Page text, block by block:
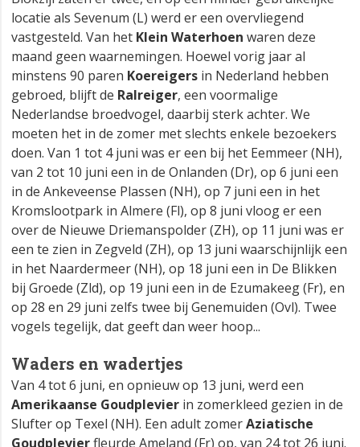
locatie als Sevenum (L) werd er een overvliegend
vastgesteld. Van het Klein Waterhoen waren deze
maand geen waarnemingen. Hoewel vorig jaar al
minstens 90 paren Koereigers in Nederland hebben
gebroed, blijft de Ralreiger, een voormalige
Nederlandse broedvogel, daarbij sterk achter. We
moeten het in de zomer met slechts enkele bezoekers
doen. Van 1 tot 4 juni was er een bij het Eemmeer (NH),
van 2 tot 10 juni een in de Onlanden (Dr), op 6 juni een
in de Ankeveense Plassen (NH), op 7 juni een in het
Kromslootpark in Almere (Fl), op 8 juni vloog er een
over de Nieuwe Driemanspolder (ZH), op 11 juni was er
een te zien in Zegveld (ZH), op 13 juni waarschijnlijk een
in het Naardermeer (NH), op 18 juni een in De Blikken
bij Groede (Zld), op 19 juni een in de Ezumakeeg (Fr), en
op 28 en 29 juni zelfs twee bij Genemuiden (Ovl). Twee
vogels tegelijk, dat geeft dan weer hoop...
Waders en wadertjes
Van 4 tot 6 juni, en opnieuw op 13 juni, werd een
Amerikaanse Goudplevier in zomerkleed gezien in de
Slufter op Texel (NH). Een adult zomerAziatische
Goudplevierfleurde Ameland (Fr) op, van 24 tot 26 juni.